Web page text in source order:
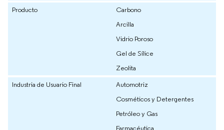
Producto
Carbono
Arcilla
Vidrio Poroso
Gel de Sílice
Zeolita
Industria de Usuario Final
Automotriz
Cosméticos y Detergentes
Petróleo y Gas
Farmacéutica